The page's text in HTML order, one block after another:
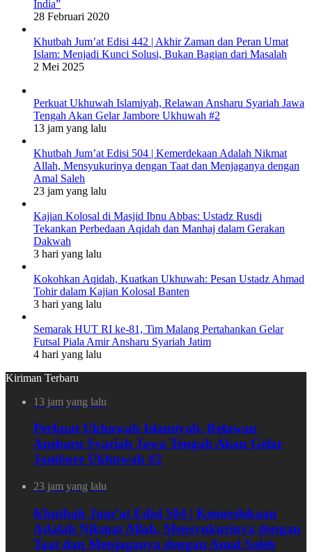
India”
28 Februari 2020
Khutbah Jum’at Edisi 442 | Akhir Zaman dan Peran Umat
Islam: Menjadi Kunci Solusi, Bukan Bagian dari Masalah
2 Mei 2025
Perkuat Ukhuwah Islamiyah, Relawan Ansharu Syariah Jawa
Tengah Akan Gelar Jambore Ukhuwah #2
13 jam yang lalu
Khutbah Jum’at Edisi 504 | Kemerdekaan Adalah Nikmat
Allah, Mensyukurinya dengan Taat dan Menjaganya dengan
Amal Saleh
23 jam yang lalu
Kajian Kolosal di Masjid Ibnu Abbas: Ustadz Rusdi
Tekankan Perbedaan Aqidah dan Manhaj dalam Gerakan
Dakwah
3 hari yang lalu
Kokohkan Aqidah, Kuatkan Ukhuwah: Pesan Ustadz Ahmad
Tohir dalam Kajian Kolosal Banten
3 hari yang lalu
Semarak HUT RI ke-81, Tim Malang Pertahankan Gelar
Futsal Piala Amir Ansharu Syariah Jatim
4 hari yang lalu
Kiriman Terbaru
13 jam yang lalu
Perkuat Ukhuwah Islamiyah, Relawan
Ansharu Syariah Jawa Tengah Akan Gelar
Jambore Ukhuwah #2
23 jam yang lalu
Khutbah Jum’at Edisi 504 | Kemerdekaan
Adalah Nikmat Allah, Mensyukurinya dengan
Taat dan Menjaganya dengan Amal Saleh